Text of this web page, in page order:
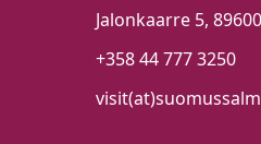
Jalonkaarre 5,
+358 44 777 3250